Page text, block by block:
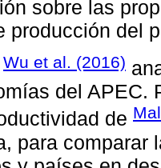
sobre las
producción del
Wu et al. (2016)
del APEC.
de
para comparar